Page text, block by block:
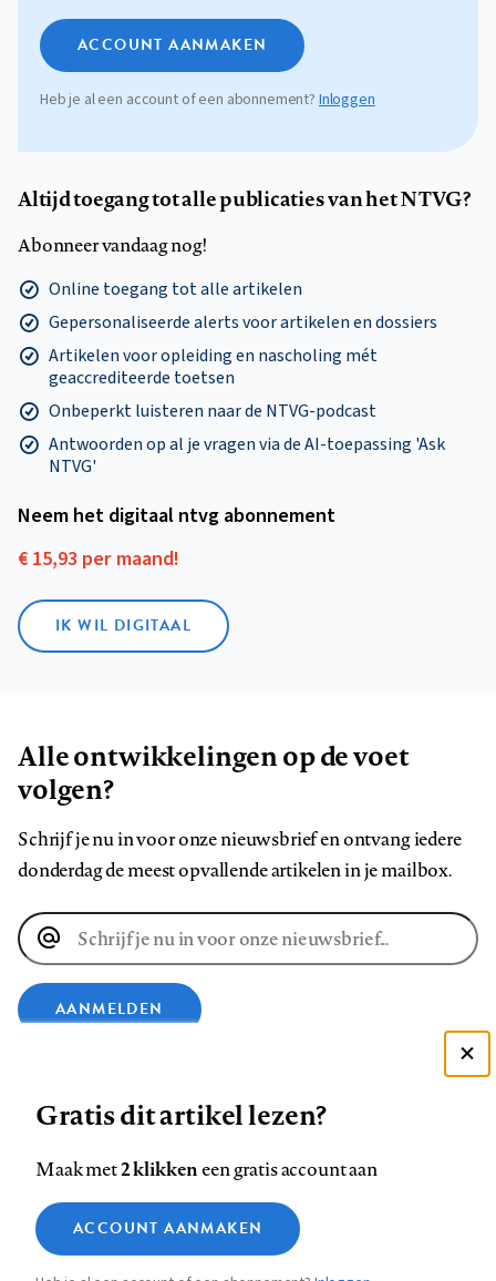
ACCOUNT AANMAKEN
Heb je al een account of een abonnement?Inloggen
Altijd toegang tot alle publicaties van het NTVG?
Abonneer vandaag nog!
Online toegang tot alle artikelen
Gepersonaliseerde alerts voor artikelen en dossiers
Artikelen voor opleiding en nascholing mét
geaccrediteerde toetsen
Onbeperkt luisteren naar de NTVG-podcast
Antwoorden op al je vragen via de AI-toepassing 'Ask
NTVG'
Neem het digitaal ntvg abonnement
€ 15,93 per maand!
IK WIL DIGITAAL
Alle ontwikkelingen op de voet
volgen?
Schrijf je nu in voor onze nieuwsbrief en ontvang iedere
donderdag de meest opvallende artikelen in je mailbox.
E-
mailadres
AANMELDEN
op
Facebook
op
LinkedIn
op
Bluesky
ons
op
InstagramYouTube
Footer
Contact Colofon Disclaimer Privacy
Medische vragen verdienen
betrouwbare antwoorden
Zie onze cookie policy
Analytische cookies
Gratis dit artikel lezen?
Maak met2 klikkeneen gratis account aan
ACCOUNT AANMAKEN